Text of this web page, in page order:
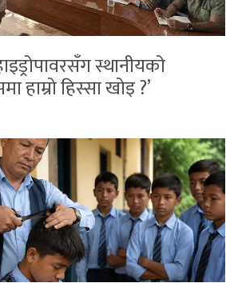
स्थानीयको
हाम्रो हिस्सा खोइ ?’